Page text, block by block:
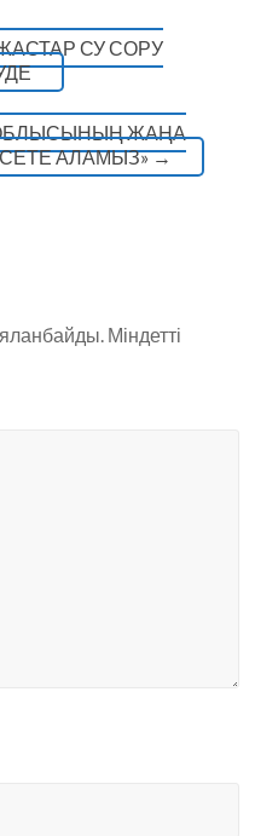
СУ СОРУ
ОБЛЫСЫНЫҢ ЖАҢА
АЛАМЫЗ»→
Міндетті